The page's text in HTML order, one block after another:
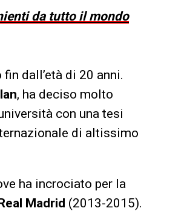
da tutto il mondo
dall’età di 20 anni.
, ha deciso molto
con una tesi
di altissimo
ha incrociato per la
Madrid (2013-2015).